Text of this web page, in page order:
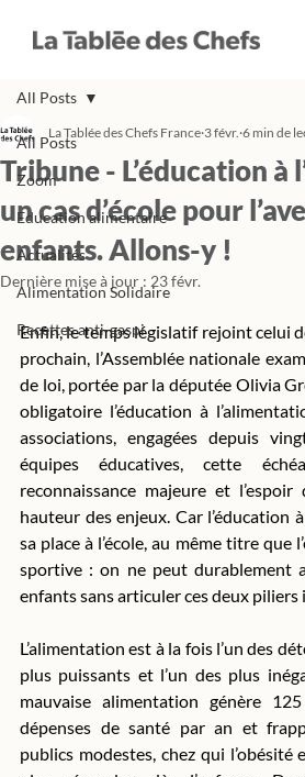
All Posts
Zoom
Education alimentaire
Actualités
Alimentation Solidaire
Recettes anti-gaspi
All Posts
Tribune - L’éducation à
un cas d’école pour
enfants. Allons-y !
La Tablée des Chefs France 3 févr. 6 min de
Dernière mise à jour : 23 févr.
Enfin, le temps législatif rejoint celui
prochain, l’Assemblée nationale
de loi, portée par la députée Olivia
obligatoire l’éducation à
associations, engagées depuis
équipes éducatives, cette
reconnaissance majeure et
hauteur des enjeux. Car l’éducation
sa place à l’école, au même titre que
sportive : on ne peut durablement
enfants sans articuler ces deux piliers
L’alimentation est à la fois l’un des
plus puissants et l’un des plus
mauvaise alimentation génère
dépenses de santé par an et
publics modestes, chez qui